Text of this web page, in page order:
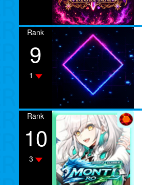
Rank
9
1
Rank
10
3